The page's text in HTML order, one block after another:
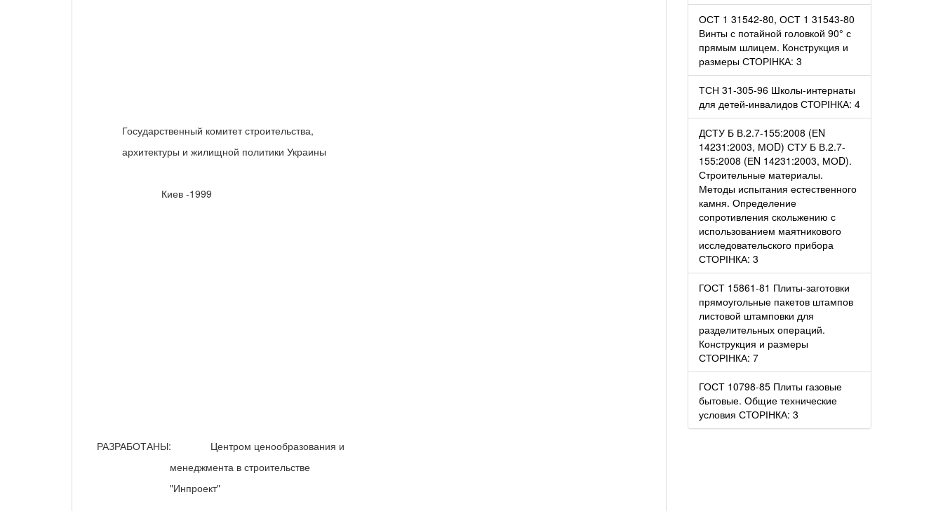
Государственный комитет строительства,
архитектуры и жилищной политики Украины
Киев -1999
РАЗРАБОТАНЫ: Центром ценообразования и
менеджмента в строительстве
"Инпроект"
ОСТ 1 31542-80, ОСТ 1 31543-80
Винты с потайной головкой 90° с
прямым шлицем. Конструкция и
размеры СТОРІНКА: 3
ТСН 31-305-96 Школы-интернаты
для детей-инвалидов СТОРІНКА: 4
ДСТУ Б В.2.7-155:2008 (ЕN
14231:2003, МОD) СТУ Б В.2.7-
155:2008 (ЕN 14231:2003, МОD).
Строительные материалы.
Методы испытания естественного
камня. Определение
сопротивления скольжению с
использованием маятникового
исследовательского прибора
СТОРІНКА: 3
ГОСТ 15861-81 Плиты-заготовки
прямоугольные пакетов штампов
листовой штамповки для
разделительных операций.
Конструкция и размеры
СТОРІНКА: 7
ГОСТ 10798-85 Плиты газовые
бытовые. Общие технические
условия СТОРІНКА: 3